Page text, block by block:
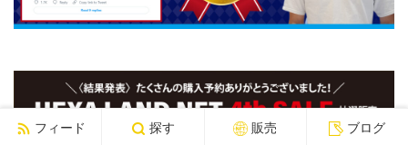
フィード 探す 販売 ブログ